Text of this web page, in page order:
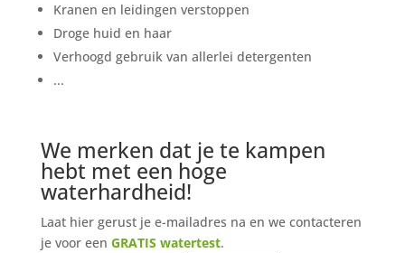
Kranen en leidingen verstoppen
Droge huid en haar
Verhoogd gebruik van allerlei detergenten
...
We merken dat je te kampen
hebt met een hoge
waterhardheid!
Laat hier gerust je e-mailadres na en we contacteren
je voor een GRATIS watertest.